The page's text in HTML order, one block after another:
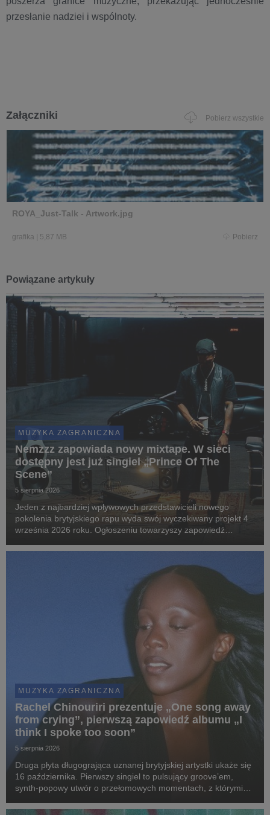
przesłanie nadziei i wspólnoty.
Załączniki Pobierz wszystkie
ROYA_Just-Talk - Artwork.jpg
grafika 5,87 MB Pobierz
Powiązane artykuły
MUZYKA ZAGRANICZNA
Nemzzz zapowiada nowy mixtape. W sieci
dostępny jest już singiel „Prince Of The
Scene”
5 sierpnia 2026
Jeden z najbardziej wpływowych przedstawicieli nowego
pokolenia brytyjskiego rapu wyda swój wyczekiwany projekt 4
września 2026 roku. Ogłoszeniu towarzyszy zapowiedź
MUZYKA ZAGRANICZNA
Rachel Chinouriri prezentuje „One song away
from crying”, pierwszą zapowiedź albumu „I
think I spoke too soon”
5 sierpnia 2026
Druga płyta długogrająca uznanej brytyjskiej artystki ukaże się
16 października. Pierwszy singiel to pulsujący groove’em,
synth-popowy utwór o przełomowych momentach, z którymi